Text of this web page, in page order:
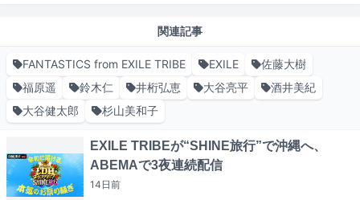
関連記事
FANTASTICS from EXILE TRIBE EXILE
佐藤大樹
福原遥
鈴木仁 井桁弘恵 大谷亮平
酒井美紀
大谷健太郎
杉山美和子
EXILE TRIBEが“SHINE旅行”で沖縄へ、
ABEMAで3夜連続配信
14日前